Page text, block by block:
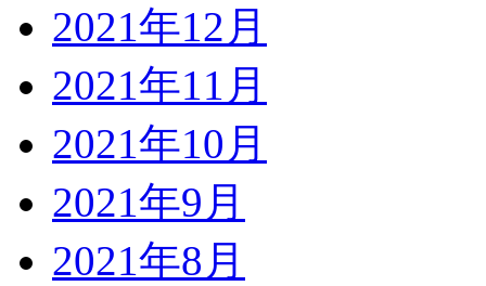
2021年12月
2021年11月
2021年10月
2021年9月
2021年8月